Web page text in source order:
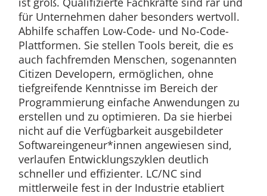
für Unternehmen daher besonders wertvoll.
Abhilfe schaffen Low-Code- und No-Code-
Plattformen. Sie stellen Tools bereit, die es
auch fachfremden Menschen, sogenannten
Citizen Developern, ermöglichen, ohne
tiefgreifende Kenntnisse im Bereich der
Programmierung einfache Anwendungen zu
erstellen und zu optimieren. Da sie hierbei
nicht auf die Verfügbarkeit ausgebildeter
Softwareingeneur*innen angewiesen sind,
verlaufen Entwicklungszyklen deutlich
schneller und effizienter. LC/NC sind
mittlerweile fest in der Industrie etabliert